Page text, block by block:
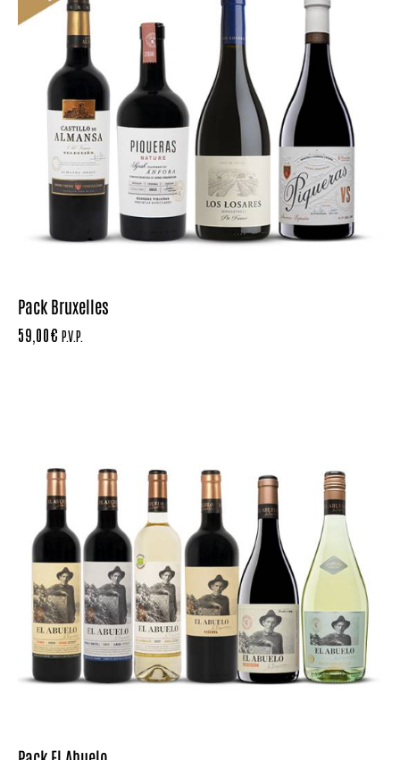
Pack Bruxelles
59,00€ P.V.P.